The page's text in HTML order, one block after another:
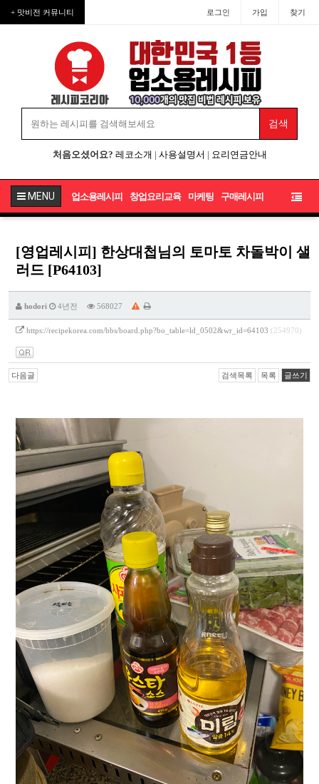
+ 맛비전 커뮤니티 로그인 가입 찾기
처음오셨어요? 레코소개 | 사용설명서 | 요리연금안내
MENU 업소용레시피 창업요리교육 마케팅 구매레시피
[영업레시피] 한상대첩님의 토마토 차돌박이 샐
러드 [P64103]
hodori 4년전 568027
https://recipekorea.com/bbs/board.php?bo_table=ld_0502&wr_id=64103 (254970)
다음글 검색목록 목록 글쓰기